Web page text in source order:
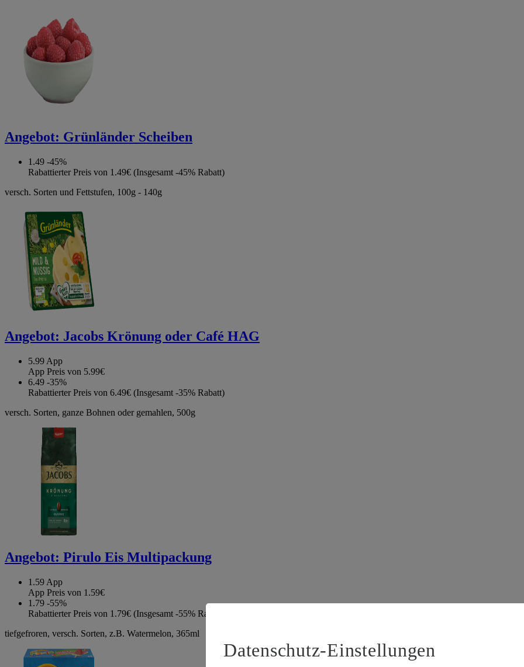
Angebot: Grünländer Scheiben
1.49 -45%
Rabattierter Preis von 1.49€ (Insgesamt -45% Rabatt)
versch. Sorten und Fettstufen, 100g - 140g
Angebot: Jacobs Krönung oder Café HAG
5.99 App
App Preis von 5.99€
6.49 -35%
Rabattierter Preis von 6.49€ (Insgesamt -35% Rabatt)
versch. Sorten, ganze Bohnen oder gemahlen, 500g
Angebot: Pirulo Eis Multipackung
1.59 App
App Preis von 1.59€
1.79 -55%
Rabattierter Preis von 1.79€ (Insgesamt -55% Rabatt)
tiefgefroren, versch. Sorten, z.B. Watermelon, 365ml
Datenschutz-Einstellungen